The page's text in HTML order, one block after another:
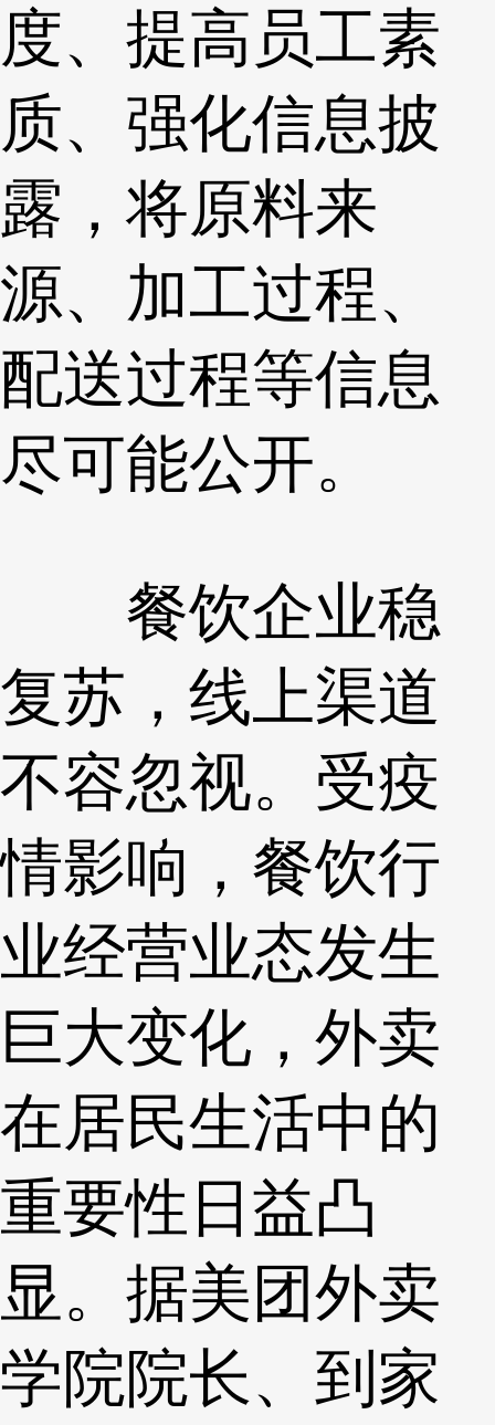
度、提高员工素
质、强化信息披
露，将原料来
源、加工过程、
配送过程等信息
尽可能公开。
餐饮企业稳
复苏，线上渠道
不容忽视。受疫
情影响，餐饮行
业经营业态发生
巨大变化，外卖
在居民生活中的
重要性日益凸
显。据美团外卖
学院院长、到家